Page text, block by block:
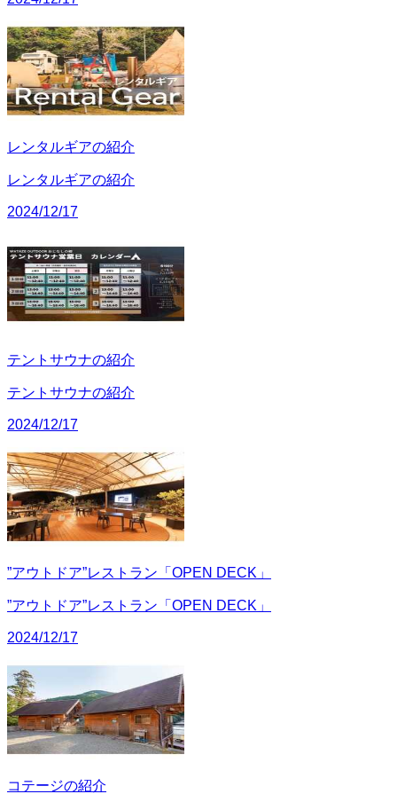
レンタルギアの紹介
レンタルギアの紹介
2024/12/17
テントサウナの紹介
テントサウナの紹介
2024/12/17
”アウトドア”レストラン「OPEN DECK」
”アウトドア”レストラン「OPEN DECK」
2024/12/17
コテージの紹介